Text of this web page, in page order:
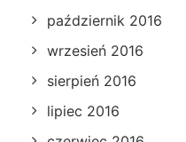
październik 2016
wrzesień 2016
sierpień 2016
lipiec 2016